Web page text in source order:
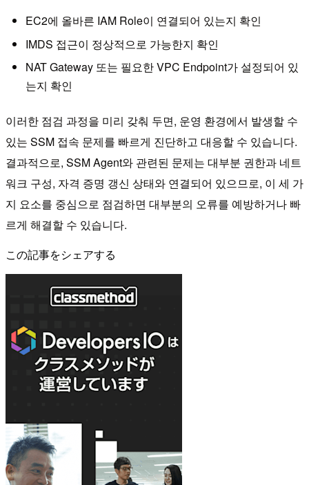
EC2에 올바른 IAM Role이 연결되어 있는지 확인
IMDS 접근이 정상적으로 가능한지 확인
NAT Gateway 또는 필요한 VPC Endpoint가 설정되어 있
는지 확인
이러한 점검 과정을 미리 갖춰 두면, 운영 환경에서 발생할 수
있는 SSM 접속 문제를 빠르게 진단하고 대응할 수 있습니다.
결과적으로, SSM Agent와 관련된 문제는 대부분 권한과 네트
워크 구성, 자격 증명 갱신 상태와 연결되어 있으므로, 이 세 가
지 요소를 중심으로 점검하면 대부분의 오류를 예방하거나 빠
르게 해결할 수 있습니다.
この記事をシェアする